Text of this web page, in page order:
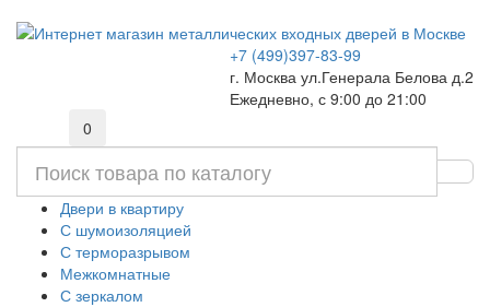
+7 (499)397-83-99
г. Москва ул.Генерала Белова д.2
Ежедневно, с 9:00 до 21:00
0
Двери в квартиру
С шумоизоляцией
С терморазрывом
Межкомнатные
С зеркалом